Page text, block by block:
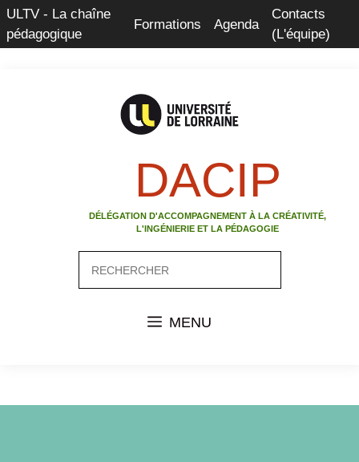
Aller
au
contenu
ULTV - La chaîne
pédagogique
Formations Agenda
Contacts
(L'équipe)
DACIP
DÉLÉGATION D'ACCOMPAGNEMENT À LA CRÉATIVITÉ,
L'INGÉNIERIE ET LA PÉDAGOGIE
MENU